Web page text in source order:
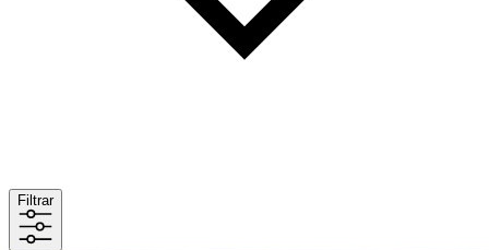
Filtrar